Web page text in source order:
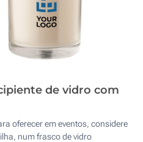
de vidro com
oferecer em eventos, considere
num frasco de vidro